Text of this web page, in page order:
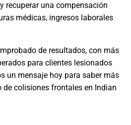
recuperar una compensación
médicas, ingresos laborales
de resultados, con más
para clientes lesionados
un mensaje hoy para saber más
colisiones frontales en Indian